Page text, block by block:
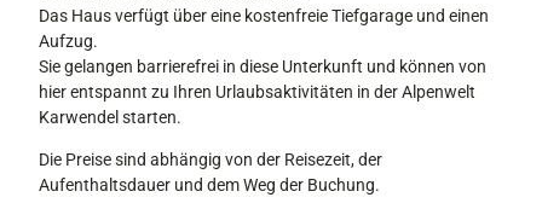
s
g
a
r
a
t
i
l
d
r
e
m
a
r
Das Haus verfügt über eine kostenfreie Tiefgarage und einen
Aufzug.
Sie gelangen barrierefrei in diese Unterkunft und können von
hier entspannt zu Ihren Urlaubsaktivitäten in der Alpenwelt
Karwendel starten.
Die Preise sind abhängig von der Reisezeit, der
Aufenthaltsdauer und dem Weg der Buchung.